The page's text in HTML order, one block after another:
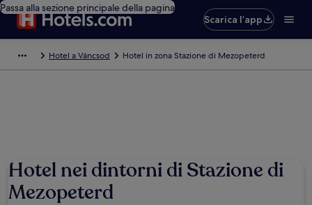
Passa alla sezione principale della pagina
Scarica l’app
Hotel a Váncsod Hotel in zona Stazione di Mezopeterd
Hotel nei dintorni di Stazione di
Mezopeterd